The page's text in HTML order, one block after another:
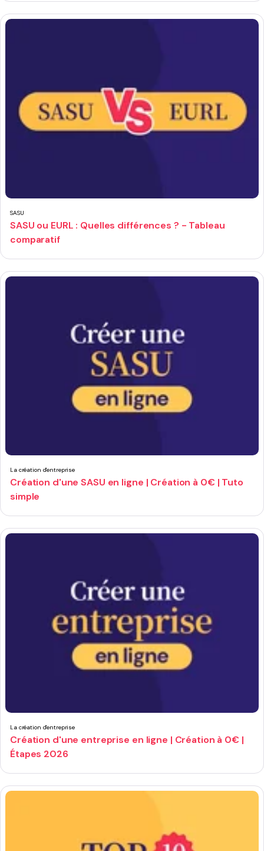
SASU
SASU ou EURL : Quelles différences ? - Tableau
comparatif
La création d'entreprise
Création d'une SASU en ligne | Création à 0€ | Tuto
simple
La création d'entreprise
Création d'une entreprise en ligne | Création à 0€ |
Étapes 2026